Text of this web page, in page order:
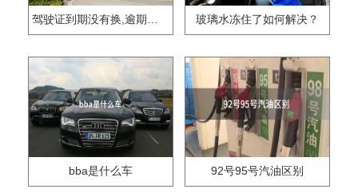
驾驶证到期没有换,逾期怎么办?? 玻璃水冻住了如何解决？
bba是什么车 92号95号汽油区别